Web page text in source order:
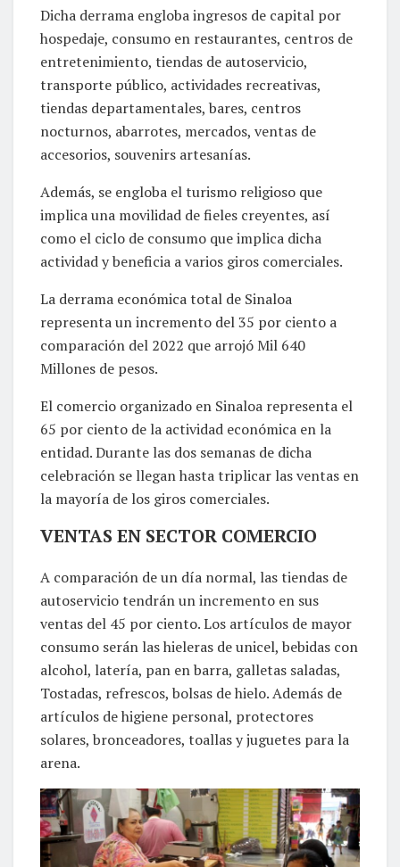
Dicha derrama engloba ingresos de capital por
hospedaje, consumo en restaurantes, centros de
entretenimiento, tiendas de autoservicio,
transporte público, actividades recreativas,
tiendas departamentales, bares, centros
nocturnos, abarrotes, mercados, ventas de
accesorios, souvenirs artesanías.
Además, se engloba el turismo religioso que
implica una movilidad de fieles creyentes, así
como el ciclo de consumo que implica dicha
actividad y beneficia a varios giros comerciales.
La derrama económica total de Sinaloa
representa un incremento del 35 por ciento a
comparación del 2022 que arrojó Mil 640
Millones de pesos.
El comercio organizado en Sinaloa representa el
65 por ciento de la actividad económica en la
entidad. Durante las dos semanas de dicha
celebración se llegan hasta triplicar las ventas en
la mayoría de los giros comerciales.
VENTAS EN SECTOR COMERCIO
A comparación de un día normal, las tiendas de
autoservicio tendrán un incremento en sus
ventas del 45 por ciento. Los artículos de mayor
consumo serán las hieleras de unicel, bebidas con
alcohol, latería, pan en barra, galletas saladas,
Tostadas, refrescos, bolsas de hielo. Además de
artículos de higiene personal, protectores
solares, bronceadores, toallas y juguetes para la
arena.